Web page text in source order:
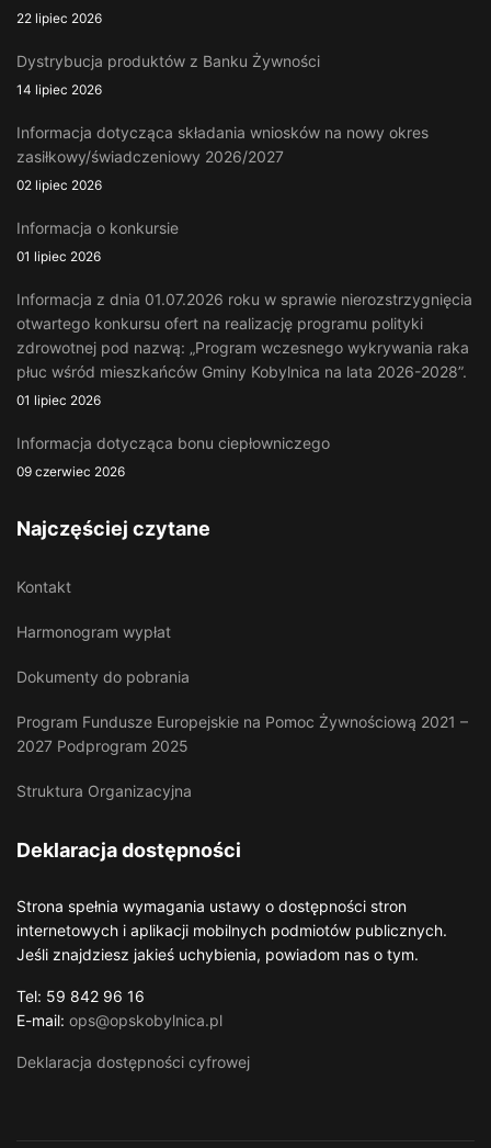
22 lipiec 2026
Dystrybucja produktów z Banku Żywności
14 lipiec 2026
Informacja dotycząca składania wniosków na nowy okres
zasiłkowy/świadczeniowy 2026/2027
02 lipiec 2026
Informacja o konkursie
01 lipiec 2026
Informacja z dnia 01.07.2026 roku w sprawie nierozstrzygnięcia
otwartego konkursu ofert na realizację programu polityki
zdrowotnej pod nazwą: „Program wczesnego wykrywania raka
płuc wśród mieszkańców Gminy Kobylnica na lata 2026-2028”.
01 lipiec 2026
Informacja dotycząca bonu ciepłowniczego
09 czerwiec 2026
Najczęściej czytane
Kontakt
Harmonogram wypłat
Dokumenty do pobrania
Program Fundusze Europejskie na Pomoc Żywnościową 2021 –
2027 Podprogram 2025
Struktura Organizacyjna
Deklaracja dostępności
Strona spełnia wymagania ustawy o dostępności stron
internetowych i aplikacji mobilnych podmiotów publicznych.
Jeśli znajdziesz jakieś uchybienia, powiadom nas o tym.
Tel: 59 842 96 16
E-mail: ops@opskobylnica.pl
Deklaracja dostępności cyfrowej